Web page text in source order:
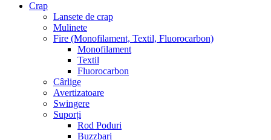
Crap
Lansete de crap
Mulinete
Fire (Monofilament, Textil, Fluorocarbon)
Monofilament
Textil
Fluorocarbon
Cârlige
Avertizatoare
Swingere
Suporți
Rod Poduri
Buzzbari